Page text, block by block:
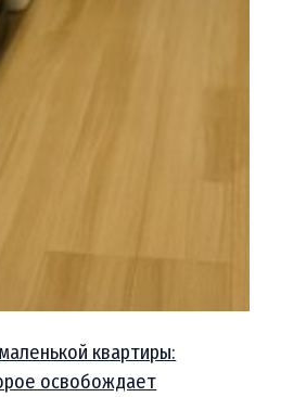
квартиры:
освобождает